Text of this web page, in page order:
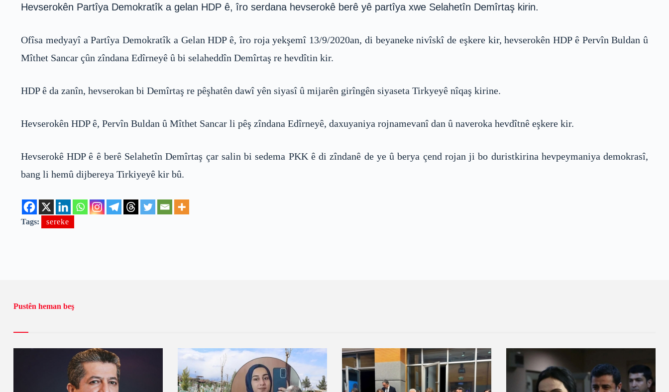
Hevserokên Partîya Demokratîk a gelan HDP ê, îro serdana hevserokê berê yê partîya xwe Selahetîn Demîrtaş kirin.
Ofîsa medyayî a Partîya Demokratîk a Gelan HDP ê, îro roja yekşemî 13/9/2020an, di beyaneke nivîskî de eşkere kir, hevserokên HDP ê Pervîn Buldan û
Mîthet Sancar çûn zîndana Edîrneyê û bi selaheddîn Demîrtaş re hevdîtin kir.
HDP ê da zanîn, hevserokan bi Demîrtaş re pêşhatên dawî yên siyasî û mijarên girîngên siyaseta Tirkyeyê nîqaş kirine.
Hevserokên HDP ê, Pervîn Buldan û Mîthet Sancar li pêş zîndana Edîrneyê, daxuyaniya rojnamevanî dan û naveroka hevdîtnê eşkere kir.
Hevserokê HDP ê ê berê Selahetîn Demîrtaş çar salin bi sedema PKK ê di zîndanê de ye û berya çend rojan ji bo duristkirina hevpeymaniya demokrasî,
bang li hemû dijbereya Tirkiyeyê kir bû.
Tags: sereke
Pustên heman beş